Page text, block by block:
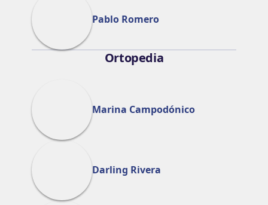
Pablo Romero
Ortopedia
Marina Campodónico
Darling Rivera